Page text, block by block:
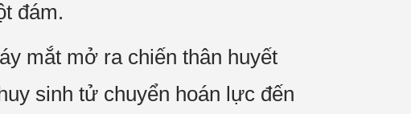
đám.
mắt mở ra chiến thân huyết
sinh tử chuyển hoán lực đến